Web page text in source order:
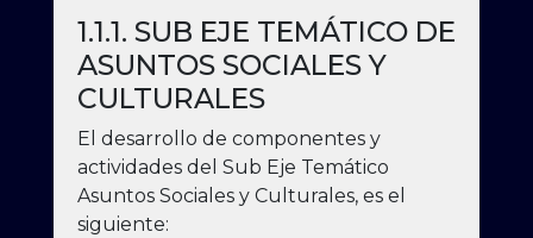
1.1.1. SUB EJE TEMÁTICO DE
ASUNTOS SOCIALES Y
CULTURALES
El desarrollo de componentes y
actividades del Sub Eje Temático
Asuntos Sociales y Culturales, es el
siguiente: